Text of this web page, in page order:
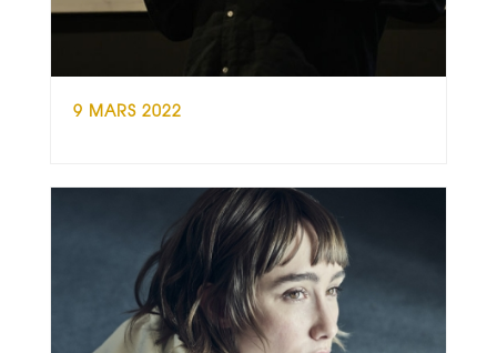
9 MARS 2022